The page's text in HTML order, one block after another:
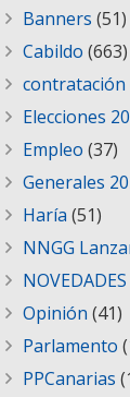
Banners (51)
Cabildo (663)
contratación
Elecciones
Empleo (37)
Generales
Haría (51)
NNGG
NOVEDADES
Opinión (41)
Parlamento
PPCanarias